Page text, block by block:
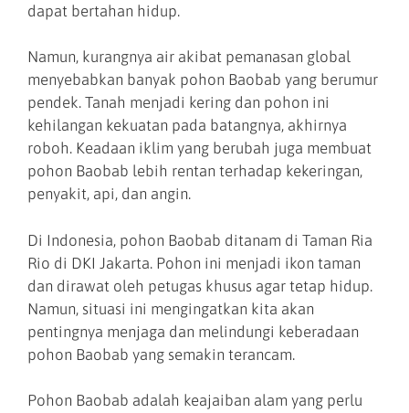
dapat bertahan hidup.
Namun, kurangnya air akibat pemanasan global
menyebabkan banyak pohon Baobab yang berumur
pendek. Tanah menjadi kering dan pohon ini
kehilangan kekuatan pada batangnya, akhirnya
roboh. Keadaan iklim yang berubah juga membuat
pohon Baobab lebih rentan terhadap kekeringan,
penyakit, api, dan angin.
Di Indonesia, pohon Baobab ditanam di Taman Ria
Rio di DKI Jakarta. Pohon ini menjadi ikon taman
dan dirawat oleh petugas khusus agar tetap hidup.
Namun, situasi ini mengingatkan kita akan
pentingnya menjaga dan melindungi keberadaan
pohon Baobab yang semakin terancam.
Pohon Baobab adalah keajaiban alam yang perlu